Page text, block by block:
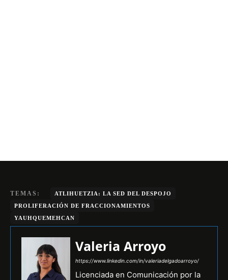
TEMAS:
ATLIHUETZIA: LA SED DEL DESPOJO
PROLIFERACIÓN DE FRACCIONAMIENTOS
YAUHQUEMEHCAN
Valeria Arroyo
https://www.linkedin.com/in/valeriadelgadoarroyo/
Licenciada en Comunicación por la